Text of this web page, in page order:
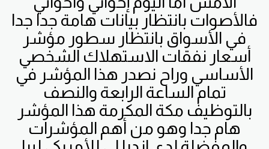
فالأصوات بانتظار بيانات هامة جدا جدا
في الأسواق بانتظار سطور مؤشر
أسعار نفقات الاستهلاك الشخصي
الأساسي وراح نصدر هذا المؤشر في
تمام الساعة الرابعة والنصف
بالتوظيف مكة المكرمة هذا المؤشر
هام جدا وهو من أهم المؤشرات